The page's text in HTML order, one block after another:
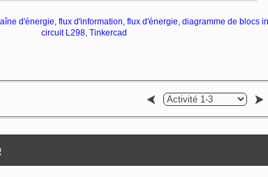
d'énergie, flux d'information, flux d'énergie, diagramme de blocs
circuit L298, Tinkercad